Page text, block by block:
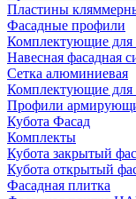
Пластины
Фасадные профили
Комплектующие для
Навесная фасадная
Сетка алюминиевая
Комплектующие для
Профили
Кубота Фасад
Комплекты
Кубота закрытый
Кубота открытый
Фасадная плитка